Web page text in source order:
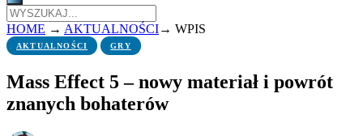
HOME → AKTUALNOŚCI→ WPIS
AKTUALNOŚCI GRY
Mass Effect 5 – nowy materiał i powrót
znanych bohaterów